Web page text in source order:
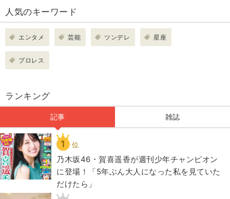
人気のキーワード
エンタメ 芸能 ツンデレ 星座
プロレス
ランキング
記事 雑誌
1 位
乃木坂46・賀喜遥香が週刊少年チャンピオン
に登場！「5年ぶん大人になった私を見ていた
だけたら」